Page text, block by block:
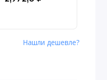
Нашли дешевле?